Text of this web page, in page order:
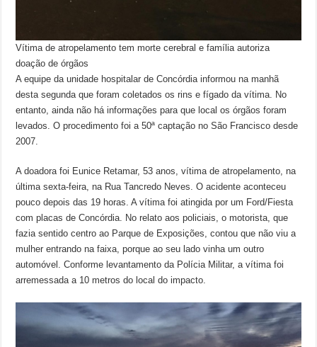
Vítima de atropelamento tem morte cerebral e família autoriza
doação de órgãos
A equipe da unidade hospitalar de Concórdia informou na manhã
desta segunda que foram coletados os rins e fígado da vítima. No
entanto, ainda não há informações para que local os órgãos foram
levados. O procedimento foi a 50ª captação no São Francisco desde
2007.
A doadora foi Eunice Retamar, 53 anos, vítima de atropelamento, na
última sexta-feira, na Rua Tancredo Neves. O acidente aconteceu
pouco depois das 19 horas. A vítima foi atingida por um Ford/Fiesta
com placas de Concórdia. No relato aos policiais, o motorista, que
fazia sentido centro ao Parque de Exposições, contou que não viu a
mulher entrando na faixa, porque ao seu lado vinha um outro
automóvel. Conforme levantamento da Polícia Militar, a vítima foi
arremessada a 10 metros do local do impacto.